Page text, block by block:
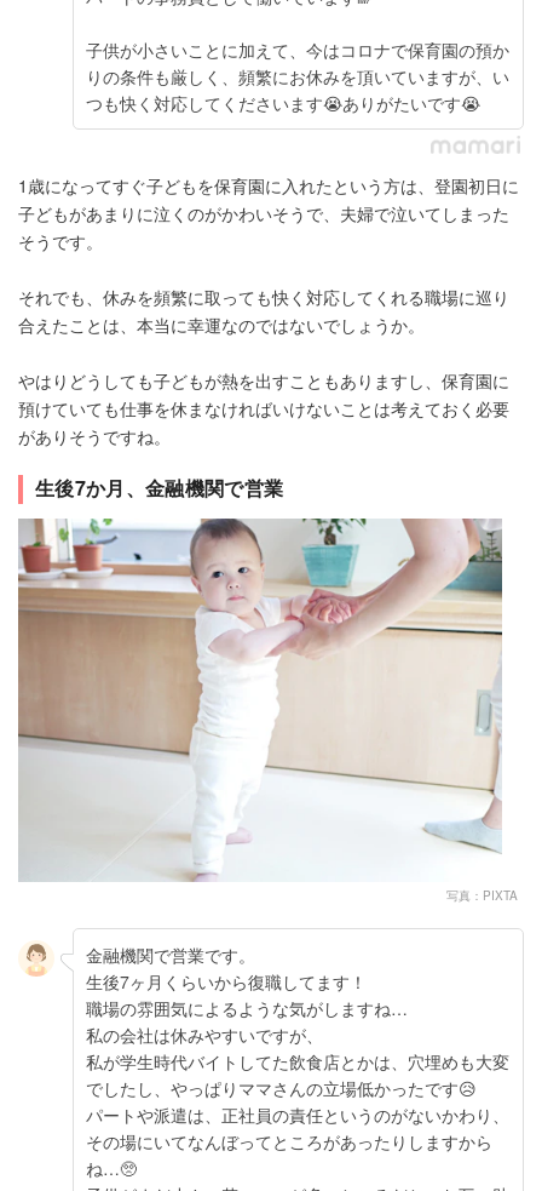
子供が小さいことに加えて、今はコロナで保育園の預か
りの条件も厳しく、頻繁にお休みを頂いていますが、い
つも快く対応してくださいます😭ありがたいです😭
1歳になってすぐ子どもを保育園に入れたという方は、登園初日に
子どもがあまりに泣くのがかわいそうで、夫婦で泣いてしまった
そうです。
それでも、休みを頻繁に取っても快く対応してくれる職場に巡り
合えたことは、本当に幸運なのではないでしょうか。
やはりどうしても子どもが熱を出すこともありますし、保育園に
預けていても仕事を休まなければいけないことは考えておく必要
がありそうですね。
生後7か月、金融機関で営業
写真：PIXTA
金融機関で営業です。
生後7ヶ月くらいから復職してます！
職場の雰囲気によるような気がしますね…
私の会社は休みやすいですが、
私が学生時代バイトしてた飲食店とかは、穴埋めも大変
でしたし、やっぱりママさんの立場低かったです😥
パートや派遣は、正社員の責任というのがないかわり、
その場にいてなんぼってところがあったりしますから
ね…🥺